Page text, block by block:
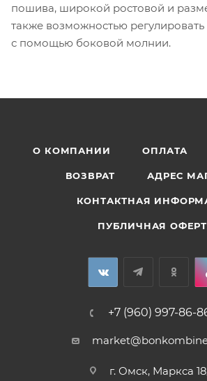
пошива, широкой ростовой и
также возможностью
с помощью боковой молнии.
О КОМПАНИИ ОПЛАТА
ВОЗВРАТ АДРЕС
КОНТАКТНАЯ
ПУБЛИЧНАЯ
+7 (960) 997-86-
г. Омск, Маркса